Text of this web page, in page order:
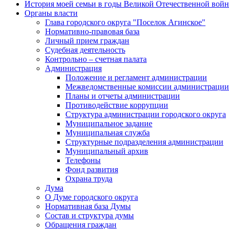
История моей семьи в годы Великой Отечественной
Органы власти
Глава городского округа "Поселок Агинское"
Нормативно-правовая база
Личный прием граждан
Судебная деятельность
Контрольно – счетная палата
Администрация
Положение и регламент администрации
Межведомственные комиссии администрации
Планы и отчеты администрации
Противодействие коррупции
Структура администрации городского округа
Муниципальное задание
Муниципальная служба
Структурные подразделения администрации
Муниципальный архив
Телефоны
Фонд развития
Охрана труда
Дума
О Думе городского округа
Нормативная база Думы
Состав и структура думы
Обращения граждан